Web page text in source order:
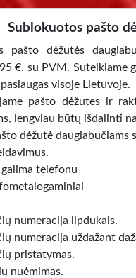
Sublokuotos pašto
pašto dėžutės
€. su PVM. Suteikiame
visoje Lietuvoje.
pašto dėžutes ir
lengviau būtų išdalinti
dėžutė daugiabučiams
telefonu
numeracija lipdukais.
numeracija uždažant
pristatymas.
nuėmimas.